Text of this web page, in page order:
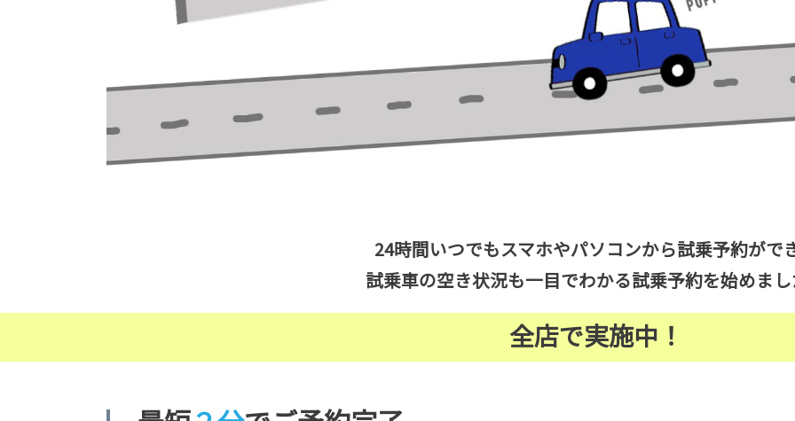
24時間いつでもスマホやパソコンから試乗予約ができ
試乗車の空き状況も一目でわかる試乗予約を始めまし
全店で実施中！